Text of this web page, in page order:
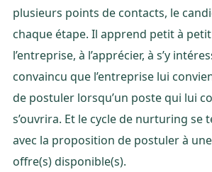
plusieurs points de contacts, le
chaque étape. Il apprend petit à
l’entreprise, à l’apprécier, à s’y
convaincu que l’entreprise lui
de postuler lorsqu’un poste qui lui
s’ouvrira. Et le cycle de nurturing se
avec la proposition de postuler à
offre(s) disponible(s).